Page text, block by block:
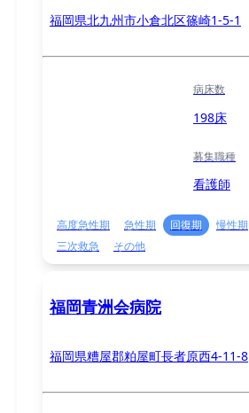
福岡県北九州市小倉北区篠崎1-5-1
病床数
198床
募集職種
看護師
高度急性期 急性期 回復期 慢性期
三次救急
その他
福岡青洲会病院
福岡県糟屋郡粕屋町長者原西4-11-8